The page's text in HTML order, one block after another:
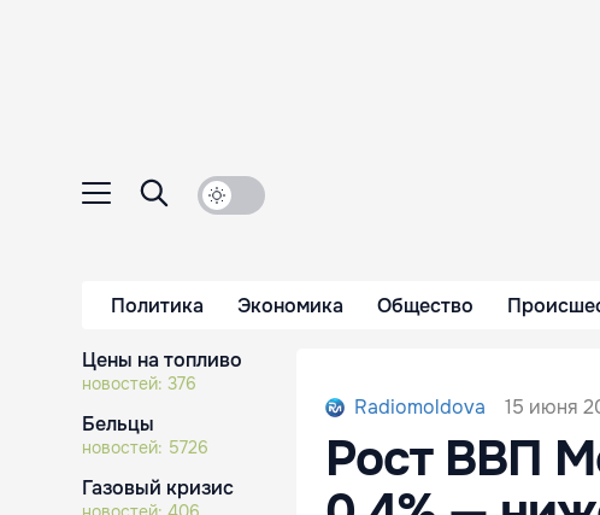
Политика Экономика Общество
Цены на топливо
новостей: 376
Бельцы
новостей: 5726
Газовый кризис
Radiomoldova 15 июня
Рост ВВП